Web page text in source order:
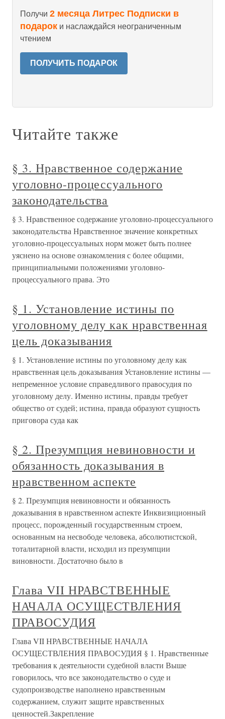
Получи 2 месяца Литрес Подписки в
подарок и наслаждайся неограниченным
чтением
ПОЛУЧИТЬ ПОДАРОК
Читайте также
§ 3. Нравственное содержание
уголовно-процессуального
законодательства
§ 3. Нравственное содержание уголовно-процессуального
законодательства Нравственное значение конкретных
уголовно-процессуальных норм может быть полнее
уяснено на основе ознакомления с более общими,
принципиальными положениями уголовно-
процессуального права. Это
§ 1. Установление истины по
уголовному делу как нравственная
цель доказывания
§ 1. Установление истины по уголовному делу как
нравственная цель доказывания Установление истины —
непременное условие справедливого правосудия по
уголовному делу. Именно истины, правды требует
общество от судей; истина, правда образуют сущность
приговора суда как
§ 2. Презумпция невиновности и
обязанность доказывания в
нравственном аспекте
§ 2. Презумпция невиновности и обязанность
доказывания в нравственном аспекте Инквизиционный
процесс, порожденный государственным строем,
основанным на несвободе человека, абсолютистской,
тоталитарной власти, исходил из презумпции
виновности. Достаточно было в
Глава VII НРАВСТВЕННЫЕ
НАЧАЛА ОСУЩЕСТВЛЕНИЯ
ПРАВОСУДИЯ
Глава VII НРАВСТВЕННЫЕ НАЧАЛА
ОСУЩЕСТВЛЕНИЯ ПРАВОСУДИЯ § 1. Нравственные
требования к деятельности судебной власти Выше
говорилось, что все законодательство о суде и
судопроизводстве наполнено нравственным
содержанием, служит защите нравственных
ценностей.Закрепление